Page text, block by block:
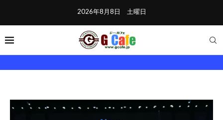
2026年8月8日 土曜日